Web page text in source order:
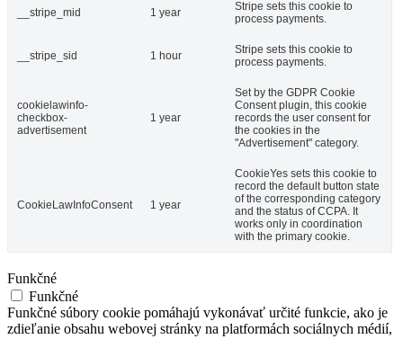
__stripe_mid 1 year
Stripe sets this cookie to
process payments.
__stripe_sid 1 hour
Stripe sets this cookie to
process payments.
cookielawinfo-
checkbox-
advertisement
1 year
Set by the GDPR Cookie
Consent plugin, this cookie
records the user consent for
the cookies in the
"Advertisement" category.
CookieLawInfoConsent 1 year
CookieYes sets this cookie to
record the default button state
of the corresponding category
and the status of CCPA. It
works only in coordination
with the primary cookie.
Funkčné
Funkčné
Funkčné súbory cookie pomáhajú vykonávať určité funkcie, ako je
zdieľanie obsahu webovej stránky na platformách sociálnych médií,